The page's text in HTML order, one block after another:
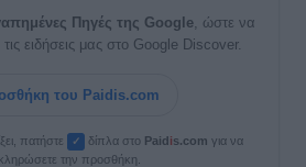
Πηγές της Google , ώστε να
ειδήσεις μας στο Google Discover.
του Paidis.com
πατήστε ✓ δίπλα στο Paidis.com για να
την προσθήκη.